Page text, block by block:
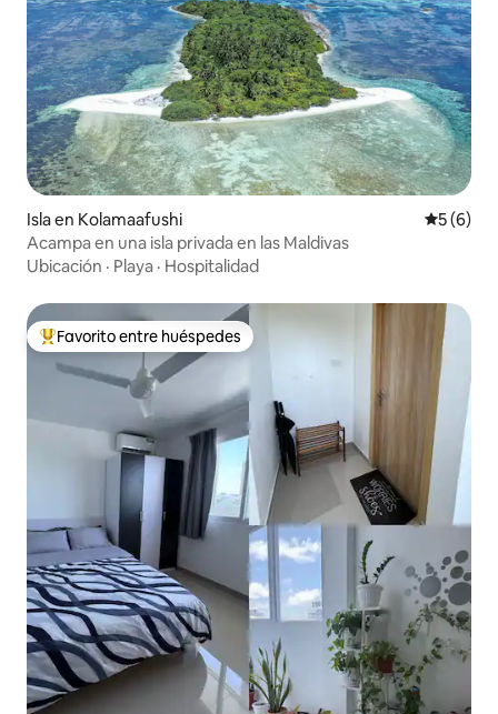
Isla en Kolamaafushi
5 (6)
Acampa en una isla privada en las Maldivas
Ubicación · Playa · Hospitalidad
Favorito entre huéspedes preferido
Favorito entre huéspedes